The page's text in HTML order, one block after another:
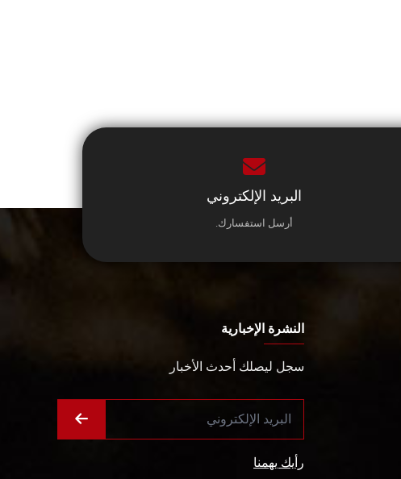
البريد الإلكتروني
أرسل استفسارك.
النشرة الإخبارية
سجل ليصلك أحدث الأخبار
رأيك يهمنا